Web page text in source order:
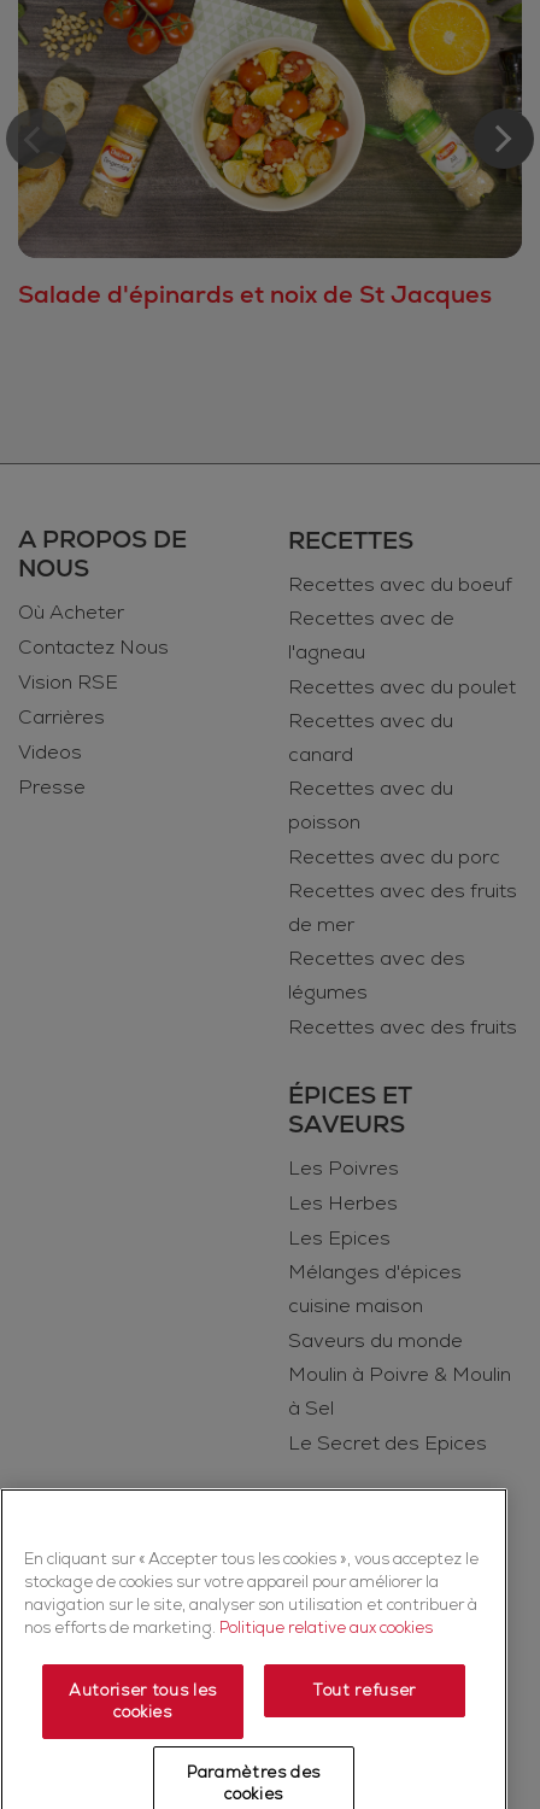
Salade d'épinards et noix de St Jacques
A PROPOS DE
NOUS
Où Acheter
Contactez Nous
Vision RSE
Carrières
Videos
Presse
RECETTES
Recettes avec du boeuf
Recettes avec de
l'agneau
Recettes avec du poulet
Recettes avec du
canard
Recettes avec du
poisson
Recettes avec du porc
Recettes avec des fruits
de mer
Recettes avec des
légumes
Recettes avec des fruits
ÉPICES ET
SAVEURS
Les Poivres
Les Herbes
Les Epices
Mélanges d'épices
cuisine maison
Saveurs du monde
Moulin à Poivre & Moulin
à Sel
Le Secret des Epices
Copyright © 2026 Ducros (McCormick & Company, Inc). Tous droits
réservés
Politique de confidentialité
Politique relative aux cookies
Plan du Site
Fiche produit relative aux qualités et caractéristiques
En cliquant sur « Accepter tous les cookies », vous acceptez le
stockage de cookies sur votre appareil pour améliorer la
navigation sur le site, analyser son utilisation et contribuer à
nos efforts de marketing. Politique relative aux cookies
Autoriser tous les
cookies
Tout refuser
Paramètres des
cookies